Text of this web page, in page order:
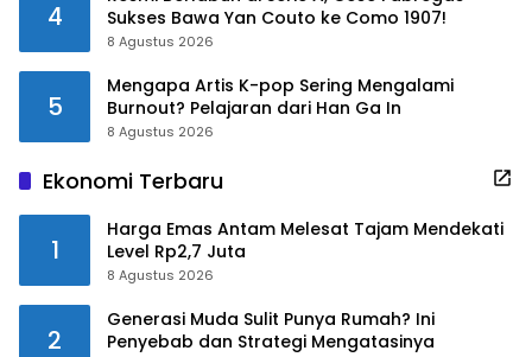
4
Sukses Bawa Yan Couto ke Como 1907!
8 Agustus 2026
5
Mengapa Artis K-pop Sering Mengalami
Burnout? Pelajaran dari Han Ga In
8 Agustus 2026
Ekonomi Terbaru
1
Harga Emas Antam Melesat Tajam Mendekati
Level Rp2,7 Juta
8 Agustus 2026
2
Generasi Muda Sulit Punya Rumah? Ini
Penyebab dan Strategi Mengatasinya